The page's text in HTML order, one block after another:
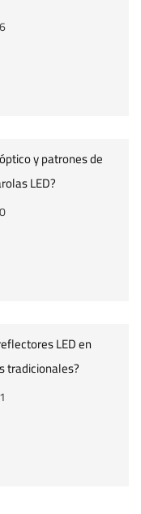
y patrones de
LED?
LED en
tradicionales?